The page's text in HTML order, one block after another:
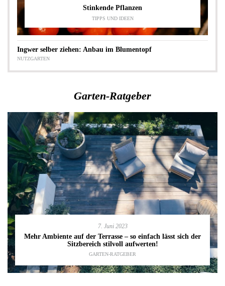
Stinkende Pflanzen
TIPPS UND IDEEN
Ingwer selber ziehen: Anbau im Blumentopf
NUTZGARTEN
Garten-Ratgeber
7. Juni 2023
Mehr Ambiente auf der Terrasse – so einfach lässt sich der
Sitzbereich stilvoll aufwerten!
GARTEN-RATGEBER